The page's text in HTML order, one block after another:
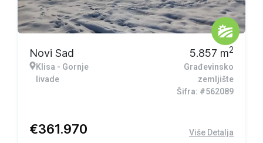
Novi Sad
Klisa - Gornje
livade
5.857 m2
Građevinsko
zemljište
Šifra: #562089
€361.970 Više Detalja